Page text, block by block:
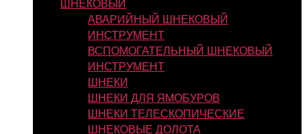
АВАРИЙНЫЙ ШНЕКОВЫЙ
ИНСТРУМЕНТ
ВСПОМОГАТЕЛЬНЫЙ ШНЕКОВЫЙ
ИНСТРУМЕНТ
ШНЕКИ
ШНЕКИ ДЛЯ ЯМОБУРОВ
ШНЕКИ ТЕЛЕСКОПИЧЕСКИЕ
ШНЕКОВЫЕ ДОЛОТА